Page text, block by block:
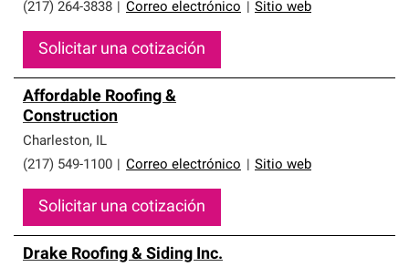
(217) 264-3838
Correo electrónico Sitio web
Solicitar una cotización
Affordable Roofing &
Construction
Charleston, IL
(217) 549-1100
Correo electrónico Sitio web
Solicitar una cotización
Drake Roofing & Siding Inc.